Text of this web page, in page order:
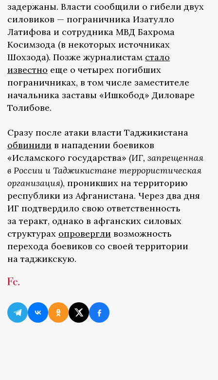
задержаны. Власти сообщили о гибели двух
силовиков — пограничника Изатулло
Латифова и сотрудника МВД Бахрома
Косимзода (в некоторых источниках
Шохзода). Позже журналистам стало
известно еще о четырех погибших
пограничниках, в том числе заместителе
начальника заставы «Ишкобод» Диловаре
Толибове.
Сразу после атаки власти Таджикистана
обвинили в нападении боевиков
«Исламского государства» (ИГ, запрещенная
в России и Таджикистане террористическая
организация), проникших на территорию
республики из Афганистана. Через два дня
ИГ подтвердило свою ответственность
за теракт, однако в афганских силовых
структурах опровергли возможность
перехода боевиков со своей территории
на таджикскую.